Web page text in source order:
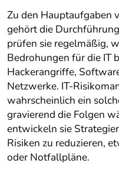
Zu den Hauptaufgaben
gehört die
prüfen sie regelmäßig,
Bedrohungen für die IT
Hackerangriffe,
Netzwerke. IT-
wahrscheinlich ein
gravierend die Folgen
entwickeln sie
Risiken zu reduzieren,
oder Notfallpläne.